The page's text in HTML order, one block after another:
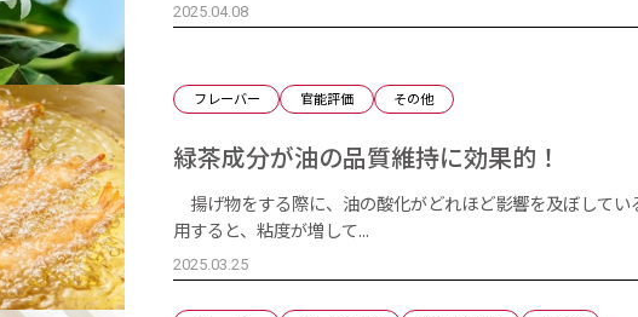
2025.04.08
フレーバー 官能評価 その他
緑茶成分が油の品質維持に効果的！
揚げ物をする際に、油の酸化がどれほど影響を及ぼして
用すると、粘度が増して...
2025.03.25